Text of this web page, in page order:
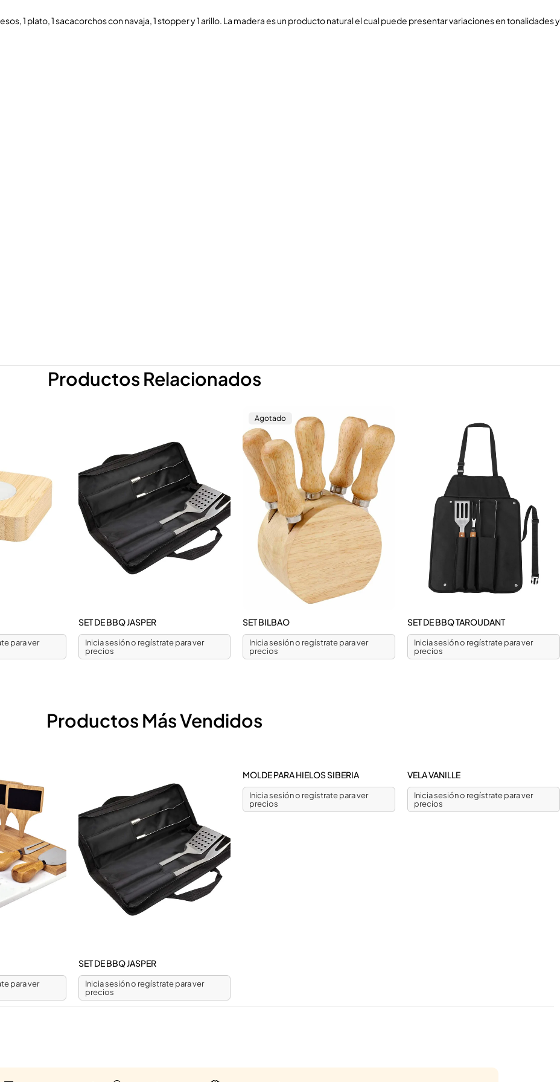
1 plato, 1 sacacorchos con navaja, 1 stopper y 1 arillo. La madera es un producto natural el cual puede presentar variaciones en tonalidades y
Productos Relacionados
para ver
SET DE BBQ JASPER
Inicia sesión o regístrate para ver
precios
Agotado
SET BILBAO
Inicia sesión o regístrate para ver
precios
SET DE BBQ TAROUDANT
Inicia sesión o regístrate para ver
precios
Productos Más Vendidos
para ver
SET DE BBQ JASPER
Inicia sesión o regístrate para ver
precios
MOLDE PARA HIELOS SIBERIA
Inicia sesión o regístrate para ver
precios
VELA VANILLE
Inicia sesión o regístrate para ver
precios